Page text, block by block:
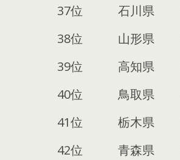
37位
石川県
38位
山形県
39位
高知県
40位
鳥取県
41位
栃木県
42位
青森県